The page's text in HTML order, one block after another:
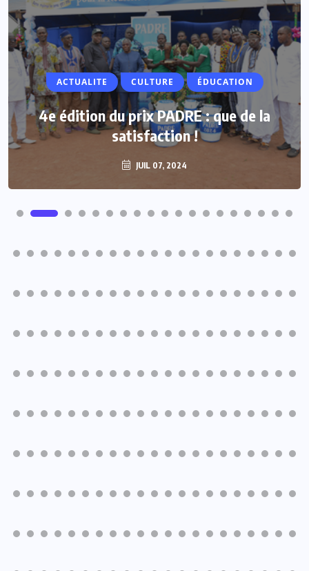
ACTUALITE CULTURE ÉDUCATION
4e édition du prix PADRE : que de la
satisfaction !
JUIL 07, 2024
ACTUALITE
Vacances parlementaires : les députés
renforcent leur proximité avec les
populations
JUIL 07, 2024